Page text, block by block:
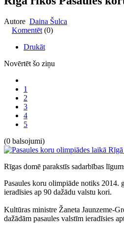
Autore Daina Šulca
Komentēt (0)
Drukāt
Novērtēt šo ziņu
1
2
3
4
5
(0 balsojumi)
Rīgas domē parakstīs sadarbības
Pasaules koru olimpiāde notiks
ieradīsies ap 90 dažādu valstu kori.
Kultūras ministre Žaneta Jaunzeme-
dažādām pasaules valstīm ieradīsies